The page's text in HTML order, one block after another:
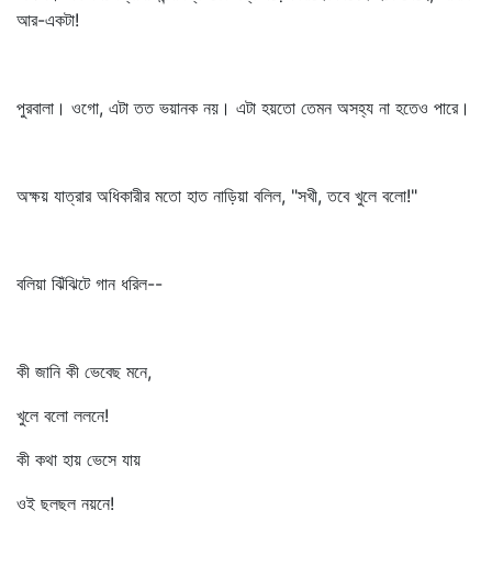
আর-একটা!
পুরবালা। ওগো, এটা তত ভয়ানক নয়। এটা হয়তো তেমন অসহ্য না হতেও পারে।
অক্ষয় যাত্রার অধিকারীর মতো হাত নাড়িয়া বলিল, "সখী, তবে খুলে বলো!"
বলিয়া ঝিঁঝিটে গান ধরিল--
কী জানি কী ভেবেছ মনে,
খুলে বলো ললনে!
কী কথা হায় ভেসে যায়
ওই ছলছল নয়নে!